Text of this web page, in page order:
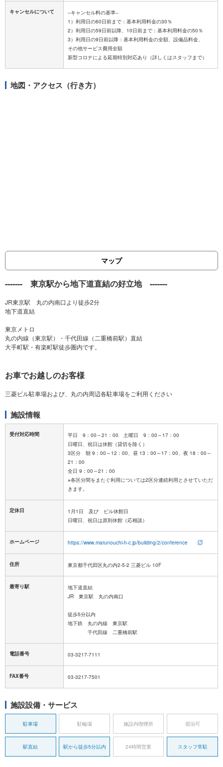
キャンセルについて
--キャンセル料の基準--
1）利用日の60日前まで：基本利用料金の30％
2）利用日の59日前以降、10日前まで：基本利用料金の50％
3）利用日の9日前以降：基本利用料金の全額、設備品料金、
その他サービス費用全額
地図・アクセス（行き方）
マップ
------- 東京駅から地下道直結の好立地 -------
JR東京駅 丸の内南口より徒歩2分
地下道直結
東京メトロ
丸の内線（東京駅）・千代田線（二重橋前駅）直結
お車でお越しのお客様
施設情報
受付対応時間
平日 9：00～21：00 土曜日 9：00～17：00
日曜日、祝日は休館（貸切を除く）
3区分 朝 9：00～12：00、昼 13：00～17：00、夜 18：00～
21：00
全日 9：00～21：00
※各区分間をまたぐ利用については2区分連続利用とさせていただ
定休日
1月1日 及び ビル休館日
ホームページ https://www.marunouchi-h-c.jp/building/2/conference
住所 東京都千代田区丸の内2-5-2 三菱ビル 10F
最寄り駅
地下道直結
JR 東京駅 丸の内南口
徒歩5分以内
地下鉄 丸の内線 東京駅
千代田線 二重橋前駅
電話番号 03-3217-7111
FAX番号 03-3217-7501
施設設備・サービス
駐車場 駐輪場 施設内喫煙所 宿泊可
駅直結 駅から徒歩5分以内 24時間営業 スタッフ常駐